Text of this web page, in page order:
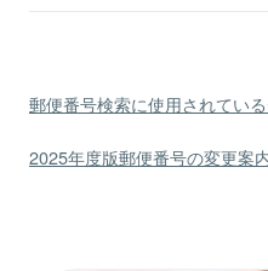
郵便番号検索に使用されてい
2025年度版郵便番号の変更案